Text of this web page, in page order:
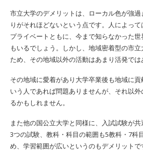
市立大学のデメリットは、ローカル色が強
りがそれほどないという点です。人によって
プライベートともに、今まで知らなかった
もいるでしょう。しかし、地域密着型の市
ため、その地域以外の活動はあまり活発では
その地域に愛着があり大学卒業後も地域に
いう人であれば問題ありませんが、それ以
るかもしれません。
また他の国公立大学と同様に、入試試験が
3つの試験、教科・科目の範囲も5教科・7科
め、学習範囲が広いというのもデメリットで